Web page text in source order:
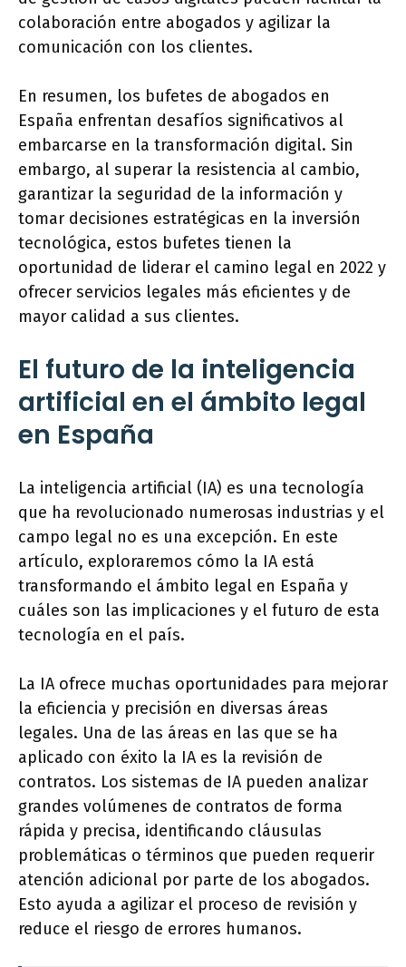
colaboración entre abogados y agilizar la
comunicación con los clientes.
En resumen, los bufetes de abogados en
España enfrentan desafíos significativos al
embarcarse en la transformación digital. Sin
embargo, al superar la resistencia al cambio,
garantizar la seguridad de la información y
tomar decisiones estratégicas en la inversión
tecnológica, estos bufetes tienen la
oportunidad de liderar el camino legal en 2022 y
ofrecer servicios legales más eficientes y de
mayor calidad a sus clientes.
El futuro de la inteligencia
artificial en el ámbito legal
en España
La inteligencia artificial (IA) es una tecnología
que ha revolucionado numerosas industrias y el
campo legal no es una excepción. En este
artículo, exploraremos cómo la IA está
transformando el ámbito legal en España y
cuáles son las implicaciones y el futuro de esta
tecnología en el país.
La IA ofrece muchas oportunidades para mejorar
la eficiencia y precisión en diversas áreas
legales. Una de las áreas en las que se ha
aplicado con éxito la IA es la revisión de
contratos. Los sistemas de IA pueden analizar
grandes volúmenes de contratos de forma
rápida y precisa, identificando cláusulas
problemáticas o términos que pueden requerir
atención adicional por parte de los abogados.
Esto ayuda a agilizar el proceso de revisión y
reduce el riesgo de errores humanos.